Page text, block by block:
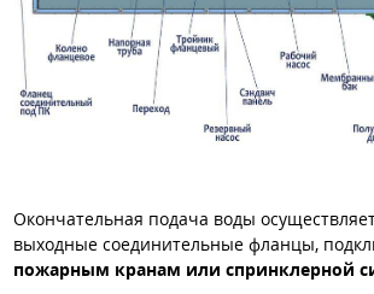
Окончательная подача воды
выходные соединительные фланцы,
пожарным кранам или спринклерной